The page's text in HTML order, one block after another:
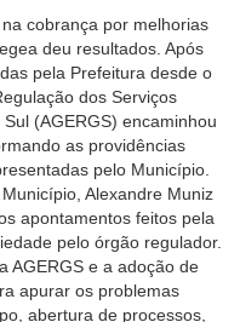
cobrança por melhorias
deu resultados. Após
pela Prefeitura desde o
dos Serviços
(AGERGS) encaminhou
as providências
pelo Município.
Alexandre Muniz
apontamentos feitos pela
pelo órgão regulador.
AGERGS e a adoção de
apurar os problemas
abertura de processos,